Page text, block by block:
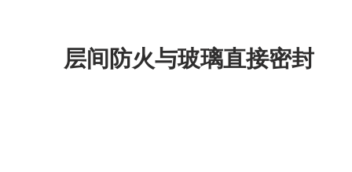
层间防火与玻璃直接密封